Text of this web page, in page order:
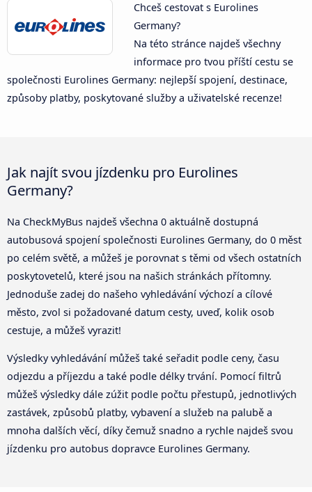
Chceš cestovat s Eurolines
Germany?
Na této stránce najdeš všechny
informace pro tvou příští cestu se
společnosti Eurolines Germany: nejlepší spojení, destinace,
způsoby platby, poskytované služby a uživatelské recenze!
Jak najít svou jízdenku pro Eurolines
Germany?
Na CheckMyBus najdeš všechna 0 aktuálně dostupná
autobusová spojení společnosti Eurolines Germany, do 0 měst
po celém světě, a můžeš je porovnat s těmi od všech ostatních
poskytovetelů, které jsou na našich stránkách přítomny.
Jednoduše zadej do našeho vyhledávání výchozí a cílové
město, zvol si požadované datum cesty, uveď, kolik osob
cestuje, a můžeš vyrazit!
Výsledky vyhledávání můžeš také seřadit podle ceny, času
odjezdu a příjezdu a také podle délky trvání. Pomocí filtrů
můžeš výsledky dále zúžit podle počtu přestupů, jednotlivých
zastávek, způsobů platby, vybavení a služeb na palubě a
mnoha dalších věcí, díky čemuž snadno a rychle najdeš svou
jízdenku pro autobus dopravce Eurolines Germany.